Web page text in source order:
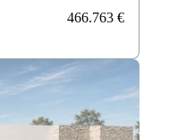
466.763 €